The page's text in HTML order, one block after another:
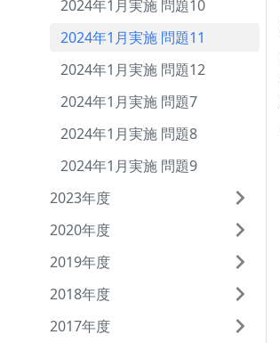
2024年1月実施 問題10
2024年1月実施 問題11
2024年1月実施 問題12
2024年1月実施 問題7
2024年1月実施 問題8
2024年1月実施 問題9
2023年度
2020年度
2019年度
2018年度
2017年度